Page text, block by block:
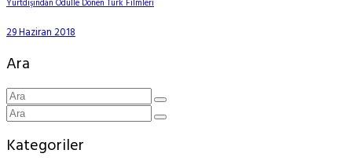
Yurtdışından Ödülle Dönen Türk Filmleri
29 Haziran 2018
Ara
Kategoriler